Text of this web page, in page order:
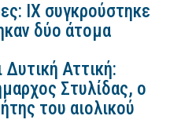
ΙΧ συγκρούστηκε
δύο άτομα
Αττική:
Στυλίδας, ο
του αιολικού